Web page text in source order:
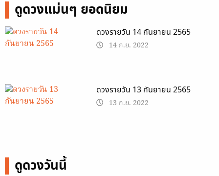
ดูดวงแม่นๆ ยอดนิยม
ดวงรายวัน 14 กันยายน 2565
14 ก.ย. 2022
ดวงรายวัน 13 กันยายน 2565
13 ก.ย. 2022
ดูดวงวันนี้